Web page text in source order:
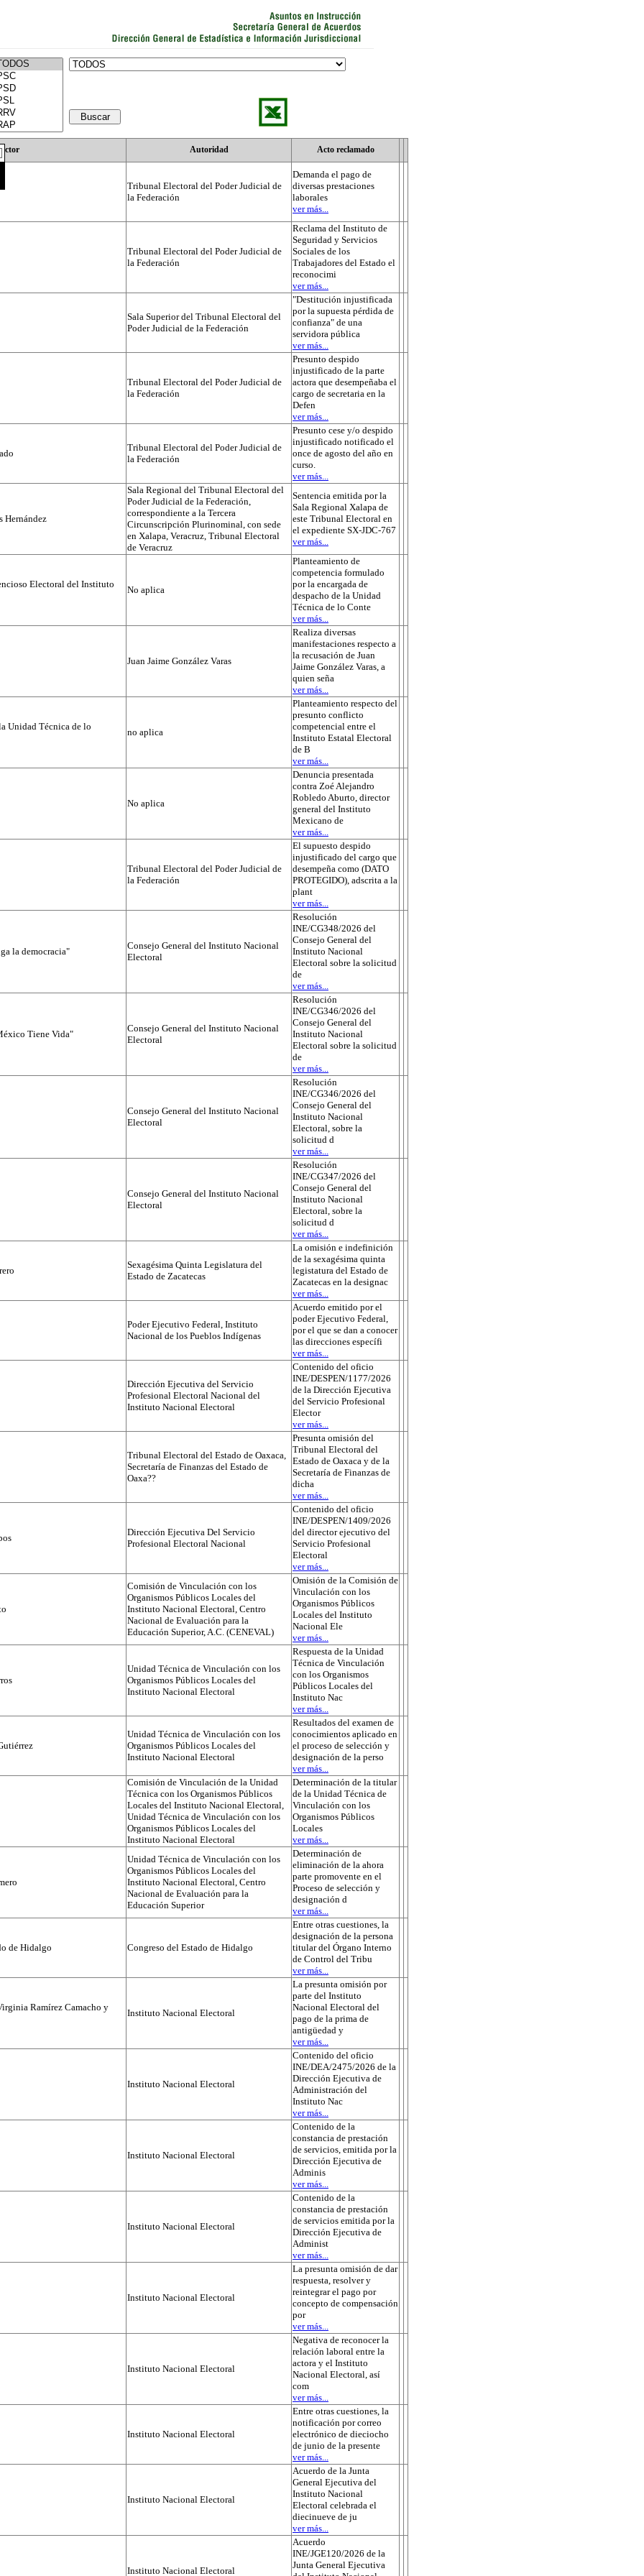
Autoridad Acto reclamado
Tribunal Electoral del Poder Judicial de
la Federación
Demanda el pago de
diversas prestaciones
laborales
ver más...
Tribunal Electoral del Poder Judicial de
la Federación
Reclama del Instituto de
Seguridad y Servicios
Sociales de los
Trabajadores del Estado el
reconocimi
ver más...
Sala Superior del Tribunal Electoral del
Poder Judicial de la Federación
"Destitución injustificada
por la supuesta pérdida de
confianza" de una
servidora pública
ver más...
Tribunal Electoral del Poder Judicial de
la Federación
Presunto despido
injustificado de la parte
actora que desempeñaba el
cargo de secretaria en la
Defen
ver más...
Tribunal Electoral del Poder Judicial de
la Federación
Presunto cese y/o despido
injustificado notificado el
once de agosto del año en
curso.
ver más...
Hernández
Sala Regional del Tribunal Electoral del
Poder Judicial de la Federación,
correspondiente a la Tercera
Circunscripción Plurinominal, con sede
en Xalapa, Veracruz, Tribunal Electoral
de Veracruz
Sentencia emitida por la
Sala Regional Xalapa de
este Tribunal Electoral en
el expediente SX-JDC-767
ver más...
Electoral del Instituto
No aplica
Planteamiento de
competencia formulado
por la encargada de
despacho de la Unidad
Técnica de lo Conte
ver más...
Juan Jaime González Varas
Realiza diversas
manifestaciones respecto a
la recusación de Juan
Jaime González Varas, a
quien seña
ver más...
Unidad Técnica de lo
no aplica
Planteamiento respecto del
presunto conflicto
competencial entre el
Instituto Estatal Electoral
de B
ver más...
No aplica
Denuncia presentada
contra Zoé Alejandro
Robledo Aburto, director
general del Instituto
Mexicano de
ver más...
Tribunal Electoral del Poder Judicial de
la Federación
El supuesto despido
injustificado del cargo que
desempeña como (DATO
PROTEGIDO), adscrita a la
plant
ver más...
la democracia"
Consejo General del Instituto Nacional
Electoral
Resolución
INE/CG348/2026 del
Consejo General del
Instituto Nacional
Electoral sobre la solicitud
de
ver más...
Tiene Vida"
Consejo General del Instituto Nacional
Electoral
Resolución
INE/CG346/2026 del
Consejo General del
Instituto Nacional
Electoral sobre la solicitud
de
ver más...
Consejo General del Instituto Nacional
Electoral
Resolución
INE/CG346/2026 del
Consejo General del
Instituto Nacional
Electoral, sobre la
solicitud d
ver más...
Consejo General del Instituto Nacional
Electoral
Resolución
INE/CG347/2026 del
Consejo General del
Instituto Nacional
Electoral, sobre la
solicitud d
ver más...
Sexagésima Quinta Legislatura del
Estado de Zacatecas
La omisión e indefinición
de la sexagésima quinta
legistatura del Estado de
Zacatecas en la designac
ver más...
Poder Ejecutivo Federal, Instituto
Nacional de los Pueblos Indígenas
Acuerdo emitido por el
poder Ejecutivo Federal,
por el que se dan a conocer
las direcciones específi
ver más...
Dirección Ejecutiva del Servicio
Profesional Electoral Nacional del
Instituto Nacional Electoral
Contenido del oficio
INE/DESPEN/1177/2026
de la Dirección Ejecutiva
del Servicio Profesional
Elector
ver más...
Tribunal Electoral del Estado de Oaxaca,
Secretaría de Finanzas del Estado de
Oaxa??
Presunta omisión del
Tribunal Electoral del
Estado de Oaxaca y de la
Secretaría de Finanzas de
dicha
ver más...
Dirección Ejecutiva Del Servicio
Profesional Electoral Nacional
Contenido del oficio
INE/DESPEN/1409/2026
del director ejecutivo del
Servicio Profesional
Electoral
ver más...
Comisión de Vinculación con los
Organismos Públicos Locales del
Instituto Nacional Electoral, Centro
Nacional de Evaluación para la
Educación Superior, A.C. (CENEVAL)
Omisión de la Comisión de
Vinculación con los
Organismos Públicos
Locales del Instituto
Nacional Ele
ver más...
Unidad Técnica de Vinculación con los
Organismos Públicos Locales del
Instituto Nacional Electoral
Respuesta de la Unidad
Técnica de Vinculación
con los Organismos
Públicos Locales del
Instituto Nac
ver más...
Unidad Técnica de Vinculación con los
Organismos Públicos Locales del
Instituto Nacional Electoral
Resultados del examen de
conocimientos aplicado en
el proceso de selección y
designación de la perso
ver más...
Comisión de Vinculación de la Unidad
Técnica con los Organismos Públicos
Locales del Instituto Nacional Electoral,
Unidad Técnica de Vinculación con los
Organismos Públicos Locales del
Instituto Nacional Electoral
Determinación de la titular
de la Unidad Técnica de
Vinculación con los
Organismos Públicos
Locales
ver más...
Unidad Técnica de Vinculación con los
Organismos Públicos Locales del
Instituto Nacional Electoral, Centro
Nacional de Evaluación para la
Educación Superior
Determinación de
eliminación de la ahora
parte promovente en el
Proceso de selección y
designación d
ver más...
de Hidalgo Congreso del Estado de Hidalgo
Entre otras cuestiones, la
designación de la persona
titular del Órgano Interno
de Control del Tribu
ver más...
Ramírez Camacho y
Instituto Nacional Electoral
La presunta omisión por
parte del Instituto
Nacional Electoral del
pago de la prima de
antigüedad y
ver más...
Instituto Nacional Electoral
Contenido del oficio
INE/DEA/2475/2026 de la
Dirección Ejecutiva de
Administración del
Instituto Nac
ver más...
Instituto Nacional Electoral
Contenido de la
constancia de prestación
de servicios, emitida por la
Dirección Ejecutiva de
Adminis
ver más...
Instituto Nacional Electoral
Contenido de la
constancia de prestación
de servicios emitida por la
Dirección Ejecutiva de
Administ
ver más...
Instituto Nacional Electoral
La presunta omisión de dar
respuesta, resolver y
reintegrar el pago por
concepto de compensación
por
ver más...
Instituto Nacional Electoral
Negativa de reconocer la
relación laboral entre la
actora y el Instituto
Nacional Electoral, así
com
ver más...
Instituto Nacional Electoral
Entre otras cuestiones, la
notificación por correo
electrónico de dieciocho
de junio de la presente
ver más...
Instituto Nacional Electoral
Acuerdo de la Junta
General Ejecutiva del
Instituto Nacional
Electoral celebrada el
diecinueve de ju
ver más...
Instituto Nacional Electoral
Acuerdo
INE/JGE120/2026 de la
Junta General Ejecutiva